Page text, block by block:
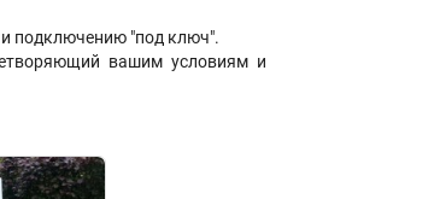
подключению "под ключ".
вашим условиям и